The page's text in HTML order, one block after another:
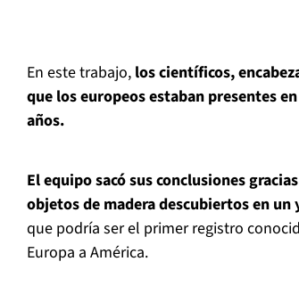
En este trabajo, los científicos,
que los europeos estaban presentes
años.
El equipo sacó sus conclusiones
objetos de madera descubiertos en
que podría ser el primer registro
Europa a América.